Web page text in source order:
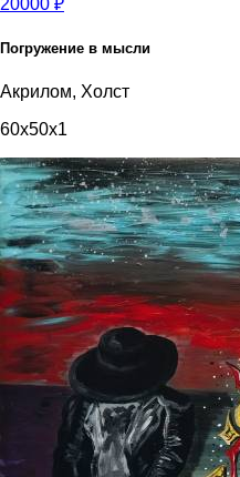
20000 ₽
Погружение в мысли
Акрилом, Холст
60x50x1